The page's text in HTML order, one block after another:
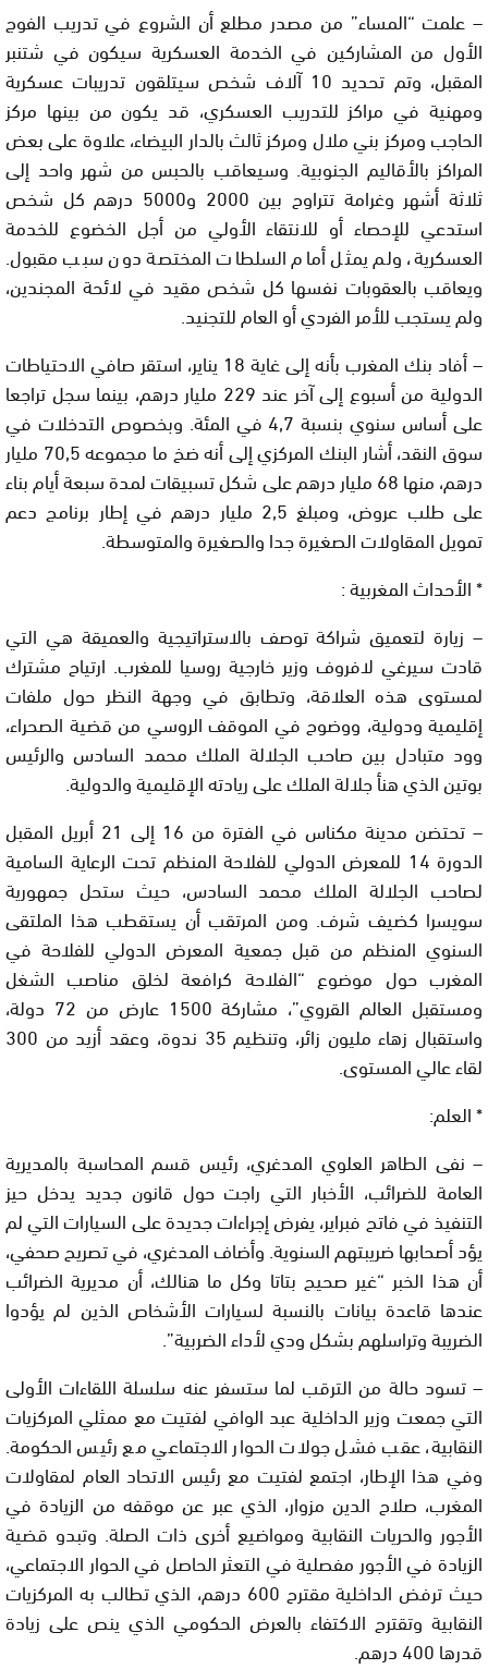
– علمت “المساء” من مصدر مطلع أن الشروع في تدريب الفوج
الأول من المشاركين في الخدمة العسكرية سيكون في شتنبر
المقبل، وتم تحديد 10 آلاف شخص سيتلقون تدريبات عسكرية
ومهنية في مراكز للتدريب العسكري، قد يكون من بينها مركز
الحاجب ومركز بني ملال ومركز ثالث بالدار البيضاء، علاوة على بعض
المراكز بالأقاليم الجنوبية. وسيعاقب بالحبس من شهر واحد إلى
ثلاثة أشهر وغرامة تتراوح بين 2000 و5000 درهم كل شخص
استدعي للإحصاء أو للانتقاء الأولي من أجل الخضوع للخدمة
العسكرية، ولم يمثل أمام السلطات المختصة دون سبب مقبول.
ويعاقب بالعقوبات نفسها كل شخص مقيد في لائحة المجندين،
ولم يستجب للأمر الفردي أو العام للتجنيد.
– أفاد بنك المغرب بأنه إلى غاية 18 يناير، استقر صافي الاحتياطات
الدولية من أسبوع إلى آخر عند 229 مليار درهم، بينما سجل تراجعا
على أساس سنوي بنسبة 4,7 في المئة. وبخصوص التدخلات في
سوق النقد، أشار البنك المركزي إلى أنه ضخ ما مجموعه 70,5 مليار
درهم، منها 68 مليار درهم على شكل تسبيقات لمدة سبعة أيام بناء
على طلب عروض، ومبلغ 2,5 مليار درهم في إطار برنامج دعم
تمويل المقاولات الصغيرة جدا والصغيرة والمتوسطة.
* الأحداث المغربية :
– زيارة لتعميق شراكة توصف بالاستراتيجية والعميقة هي التي
قادت سيرغي لافروف وزير خارجية روسيا للمغرب. ارتياح مشترك
لمستوى هذه العلاقة، وتطابق في وجهة النظر حول ملفات
إقليمية ودولية، ووضوح في الموقف الروسي من قضية الصحراء،
وود متبادل بين صاحب الجلالة الملك محمد السادس والرئيس
بوتين الذي هنأ جلالة الملك على ريادته الإقليمية والدولية.
– تحتضن مدينة مكناس في الفترة من 16 إلى 21 أبريل المقبل
الدورة 14 للمعرض الدولي للفلاحة المنظم تحت الرعاية السامية
لصاحب الجلالة الملك محمد السادس، حيث ستحل جمهورية
سويسرا كضيف شرف. ومن المرتقب أن يستقطب هذا الملتقى
السنوي المنظم من قبل جمعية المعرض الدولي للفلاحة في
المغرب حول موضوع “الفلاحة كرافعة لخلق مناصب الشغل
ومستقبل العالم القروي”، مشاركة 1500 عارض من 72 دولة،
واستقبال زهاء مليون زائر، وتنظيم 35 ندوة، وعقد أزيد من 300
لقاء عالي المستوى.
* العلم:
– نفى الطاهر العلوي المدغري، رئيس قسم المحاسبة بالمديرية
العامة للضرائب، الأخبار التي راجت حول قانون جديد يدخل حيز
التنفيذ في فاتح فبراير، يفرض إجراءات جديدة على السيارات التي لم
يؤد أصحابها ضريبتهم السنوية. وأضاف المدغري، في تصريح صحفي،
أن هذا الخبر “غير صحيح بتاتا وكل ما هنالك، أن مديرية الضرائب
عندها قاعدة بيانات بالنسبة لسيارات الأشخاص الذين لم يؤدوا
الضريبة وتراسلهم بشكل ودي لأداء الضربية”.
– تسود حالة من الترقب لما ستسفر عنه سلسلة اللقاءات الأولى
التي جمعت وزير الداخلية عبد الوافي لفتيت مع ممثلي المركزيات
النقابية، عقب فشل جولات الحوار الاجتماعي مع رئيس الحكومة.
وفي هذا الإطار، اجتمع لفتيت مع رئيس الاتحاد العام لمقاولات
المغرب، صلاح الدين مزوار، الذي عبر عن موقفه من الزيادة في
الأجور والحريات النقابية ومواضيع أخرى ذات الصلة. وتبدو قضية
الزيادة في الأجور مفصلية في التعثر الحاصل في الحوار الاجتماعي،
حيث ترفض الداخلية مقترح 600 درهم، الذي تطالب به المركزيات
النقابية وتقترح الاكتفاء بالعرض الحكومي الذي ينص على زيادة
قدرها 400 درهم.